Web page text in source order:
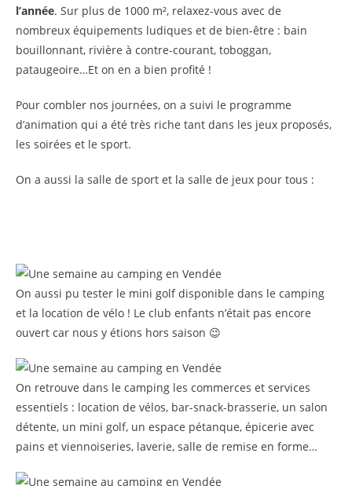
l’année. Sur plus de 1000 m², relaxez-vous avec de
nombreux équipements ludiques et de bien-être : bain
bouillonnant, rivière à contre-courant, toboggan,
pataugeoire…Et on en a bien profité !
Pour combler nos journées, on a suivi le programme
d’animation qui a été très riche tant dans les jeux proposés,
les soirées et le sport.
On a aussi la salle de sport et la salle de jeux pour tous :
On aussi pu tester le mini golf disponible dans le camping
et la location de vélo ! Le club enfants n’était pas encore
ouvert car nous y étions hors saison 😉
On retrouve dans le camping les commerces et services
essentiels : location de vélos, bar-snack-brasserie, un salon
détente, un mini golf, un espace pétanque, épicerie avec
pains et viennoiseries, laverie, salle de remise en forme…